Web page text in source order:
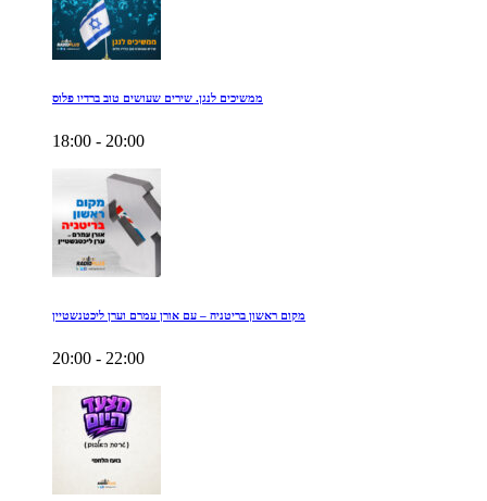
ממשיכים לנגן. שירים שעושים טוב ברדיו פלוס
18:00 - 20:00
מקום ראשון בריטניה – עם אורן עמרם וערן ליכטנשטיין
20:00 - 22:00